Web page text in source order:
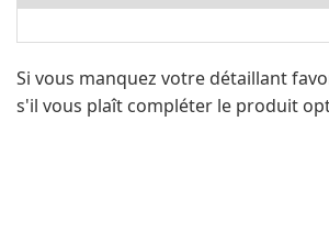
Si vous manquez votre détaillant
s'il vous plaît compléter le produit